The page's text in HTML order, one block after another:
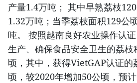
产量1.4万吨； 其中早熟荔枝
1.32万吨；当季荔枝面积129公
吨。 按照越南良好农业操作认
生产、确保食品安全卫生的荔枝
顷，其中，获得VietGAP认证的
顷，较2020年增加50公顷，预